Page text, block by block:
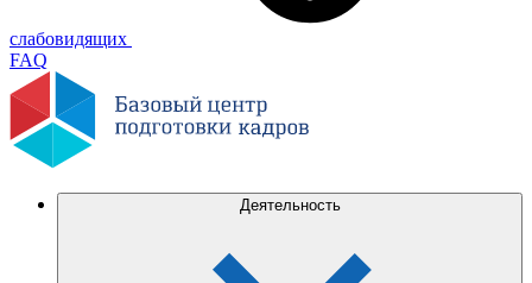
слабовидящих
FAQ
Деятельность